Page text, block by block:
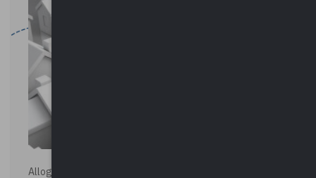
Alloggi di Edilizia Residenziale Pubblica - Vendita all'asta